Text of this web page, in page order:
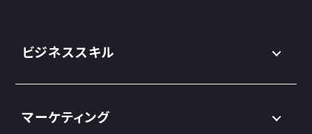
ビジネススキル
マーケティング